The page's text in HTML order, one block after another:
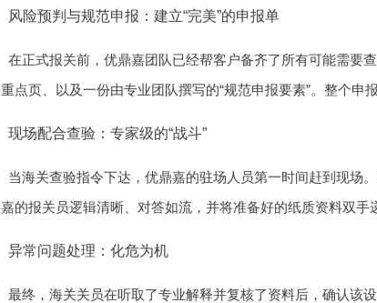
风险预判与规范申报：建立“完美”的申报单
在正式报关前，优鼎嘉团队已经帮客户备齐了所有可能需要
重点页、以及一份由专业团队撰写的“规范申报要素”。整个申
现场配合查验：专家级的“战斗”
当海关查验指令下达，优鼎嘉的驻场人员第一时间赶到现场
嘉的报关员逻辑清晰、对答如流，并将准备好的纸质资料双手
异常问题处理：化危为机
最终，海关关员在听取了专业解释并复核了资料后，确认该